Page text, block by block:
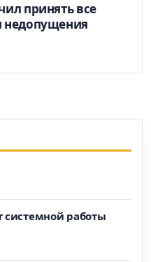
принять все
системной работы